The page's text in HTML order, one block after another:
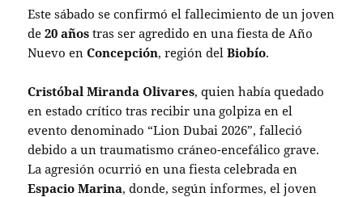
Este sábado se confirmó el fallecimiento de un joven
de20 años tras ser agredido en una fiesta de Año
Nuevo enConcepción, región delBiobío.
Cristóbal Miranda Olivares, quien había quedado
en estado crítico tras recibir una golpiza en el
evento denominado “Lion Dubai 2026”, falleció
debido a un traumatismo cráneo-encefálico grave.
La agresión ocurrió en una fiesta celebrada en
Espacio Marina, donde, según informes, el joven